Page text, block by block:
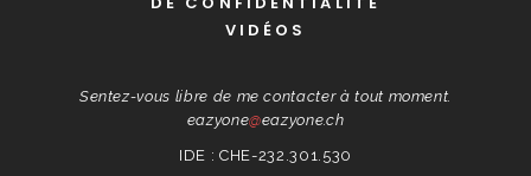
VIDÉOS
Sentez-vous libre de me contacter à tout moment.
eazyone@eazyone.ch
IDE : CHE-232.301.530